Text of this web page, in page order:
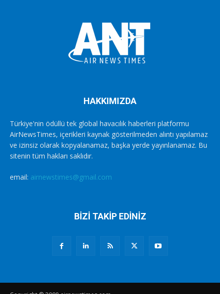
HAKKIMIZDA
Türkiye'nin ödüllü tek global havacılık haberleri platformu
AirNewsTimes, içerikleri kaynak gösterilmeden alıntı yapılamaz
ve izinsiz olarak kopyalanamaz, başka yerde yayınlanamaz. Bu
sitenin tüm hakları saklıdır.
email: airnewstimes@gmail.com
BİZİ TAKİP EDİNİZ